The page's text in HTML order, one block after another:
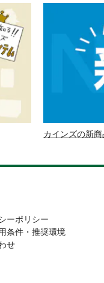
カインズの新
ーポリシー
条件・推奨環境
せ